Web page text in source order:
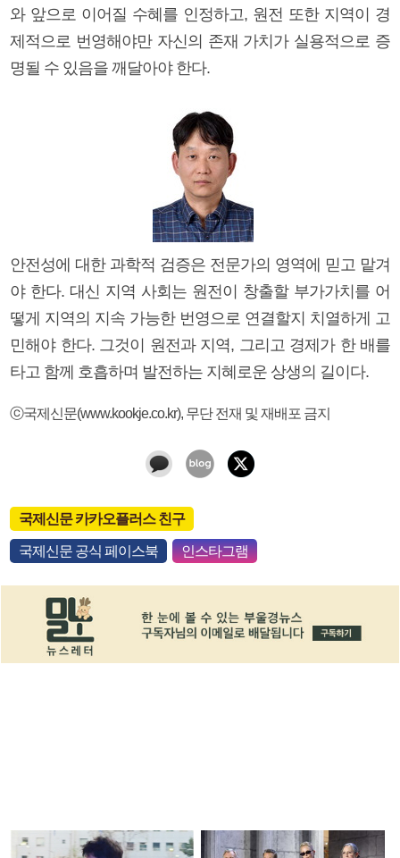
와 앞으로 이어질 수혜를 인정하고, 원전 또한 지역이 경
제적으로 번영해야만 자신의 존재 가치가 실용적으로 증
명될 수 있음을 깨달아야 한다.
안전성에 대한 과학적 검증은 전문가의 영역에 믿고 맡겨
야 한다. 대신 지역 사회는 원전이 창출할 부가가치를 어
떻게 지역의 지속 가능한 번영으로 연결할지 치열하게 고
민해야 한다. 그것이 원전과 지역, 그리고 경제가 한 배를
타고 함께 호흡하며 발전하는 지혜로운 상생의 길이다.
ⓒ국제신문(www.kookje.co.kr), 무단 전재 및 재배포 금지
국제신문 카카오플러스 친구
국제신문 공식 페이스북 인스타그램